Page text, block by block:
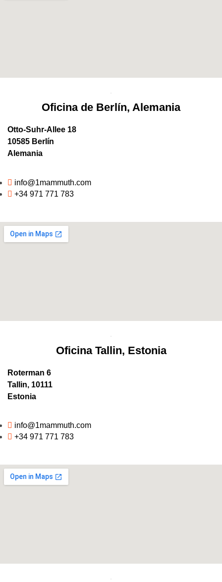
Oficina de Berlín, Alemania
Otto-Suhr-Allee 18
10585 Berlín
Alemania
info@1mammuth.com
+34 971 771 783
Oficina Tallin, Estonia
Roterman 6
Tallin, 10111
Estonia
info@1mammuth.com
+34 971 771 783